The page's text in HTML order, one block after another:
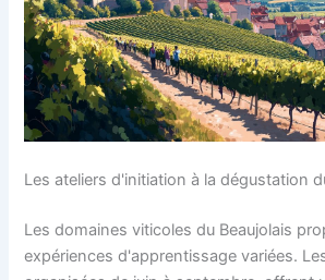
Les ateliers d'initiation à la dégustation
Les domaines viticoles du Beaujolais
expériences d'apprentissage variées.